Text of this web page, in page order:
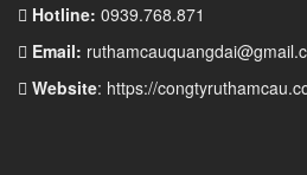
Hotline: 0939.768.871
Email:
Website: https://